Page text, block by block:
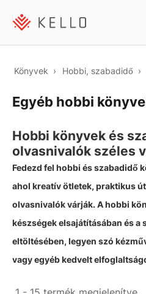
Könyvek Hobbi, szabadidő
Egyéb hobbi
Hobbi könyvek és
olvasnivalók széles
Fedezd fel hobbi és szabadidő
ahol kreatív ötletek, praktikus
olvasnivalók várják. A hobbi
készségek elsajátításában és a
eltöltésében, legyen szó
vagy egyéb kedvelt